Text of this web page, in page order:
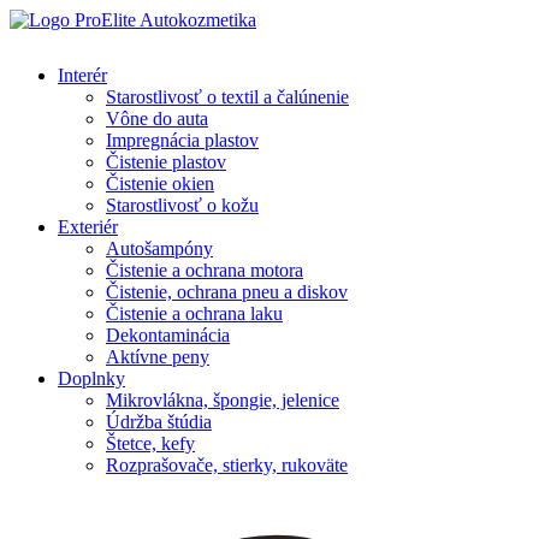
Interér
Starostlivosť o textil a čalúnenie
Vône do auta
Impregnácia plastov
Čistenie plastov
Čistenie okien
Starostlivosť o kožu
Exteriér
Autošampóny
Čistenie a ochrana motora
Čistenie, ochrana pneu a diskov
Čistenie a ochrana laku
Dekontaminácia
Aktívne peny
Doplnky
Mikrovlákna, špongie, jelenice
Údržba štúdia
Štetce, kefy
Rozprašovače, stierky, rukoväte